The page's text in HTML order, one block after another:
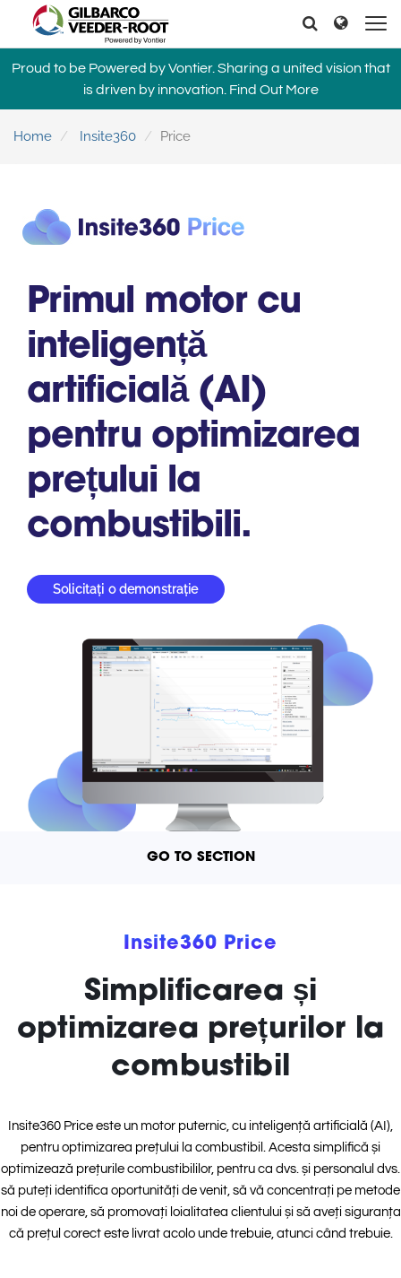
North America
United States
Canada
Português
Mexico
Español
Europe & CIS
English
Dansk
Deutsch
Español
India
Australia
South East Asia
Căutați Căutați
Proud to be Powered by Vontier. Sharing a united vision that
is driven by innovation. Find Out More
Home Insite360 Price
Primul motor cu
inteligență
artificială (AI)
pentru optimizarea
prețului la
combustibili.
Solicitați o demonstrație
GO TO SECTION
Insite360 Price
Simplificarea și
optimizarea prețurilor la
combustibil
Insite360 Price este un motor puternic, cu inteligență artificială (AI),
pentru optimizarea prețului la combustibil. Acesta simplifică și
optimizează prețurile combustibililor, pentru ca dvs. și personalul dvs.
să puteți identifica oportunități de venit, să vă concentrați pe metode
noi de operare, să promovați loialitatea clientului și să aveți siguranța
că prețul corect este livrat acolo unde trebuie, atunci când trebuie.